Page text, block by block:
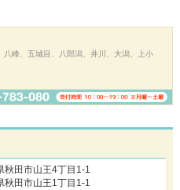
八峰、五城目、八郎潟、井川、大潟、上小
秋田市山王4丁目1-1
秋田市山王1丁目1-1